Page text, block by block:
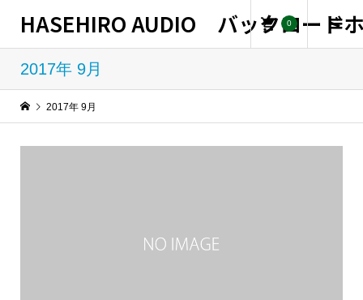
HASEHIRO AUDIO バックロード
0
2017年 9月
2017年 9月